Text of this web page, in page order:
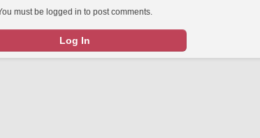
must be logged in to post comments.
Log In